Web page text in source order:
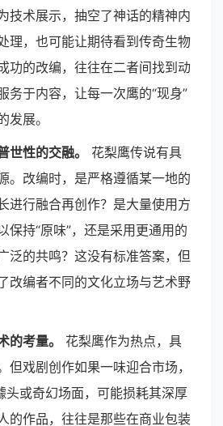
技术展示，抽空了神话的精神内
理，也可能让期待看到传奇生物
功的改编，往往在二者间找到动
务于内容，让每一次鹰的“现身”
发展。
世性的交融。
花梨鹰传说有具
。改编时，是严格遵循某一地的
进行融合再创作？是大量使用方
保持“原味”，还是采用更通用的
泛的共鸣？这没有标准答案，但
改编者不同的文化立场与艺术野
的考量。
花梨鹰作为热点，具
但戏剧创作如果一味迎合市场，
头或奇幻场面，可能损耗其深厚
的作品，往往是那些在商业包装